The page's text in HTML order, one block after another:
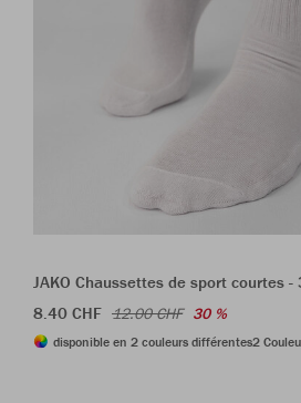
JAKO Chaussettes de sport courtes -
8.40 CHF 12.00 CHF 30 %
disponible en 2 couleurs différentes2